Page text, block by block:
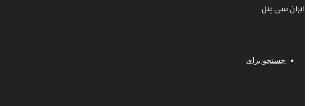
ایران سی پنل
جستجو برای